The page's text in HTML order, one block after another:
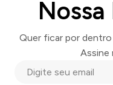
Quer ficar por
Assine